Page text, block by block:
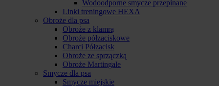
Wodoodporne smycze przepinane
Linki treningowe HEXA
Obroże dla psa
Obroże z klamrą
Obroże półzaciskowe
Charci Półzacisk
Obroże ze sprzączką
Obroże Martingale
Smycze dla psa
Smycze miejskie